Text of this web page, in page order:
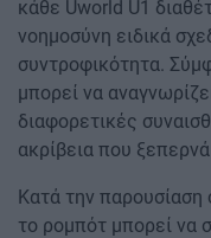
κάθε Uworld U1
νοημοσύνη ειδικά
συντροφικότητα.
μπορεί να
διαφορετικές
ακρίβεια που
Κατά την παρουσίαση
το ρομπότ μπορεί να